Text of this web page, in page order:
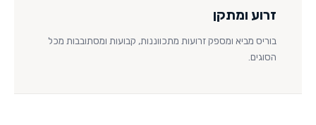
זרוע ומתקן
בוריס מביא ומספק זרועות מתכווננות, קבועות ומסתובבות מכל
הסוגים.